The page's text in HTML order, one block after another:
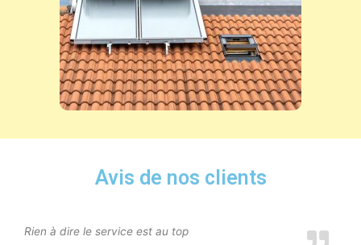
Avis de nos clients
Rien à dire le service est au top